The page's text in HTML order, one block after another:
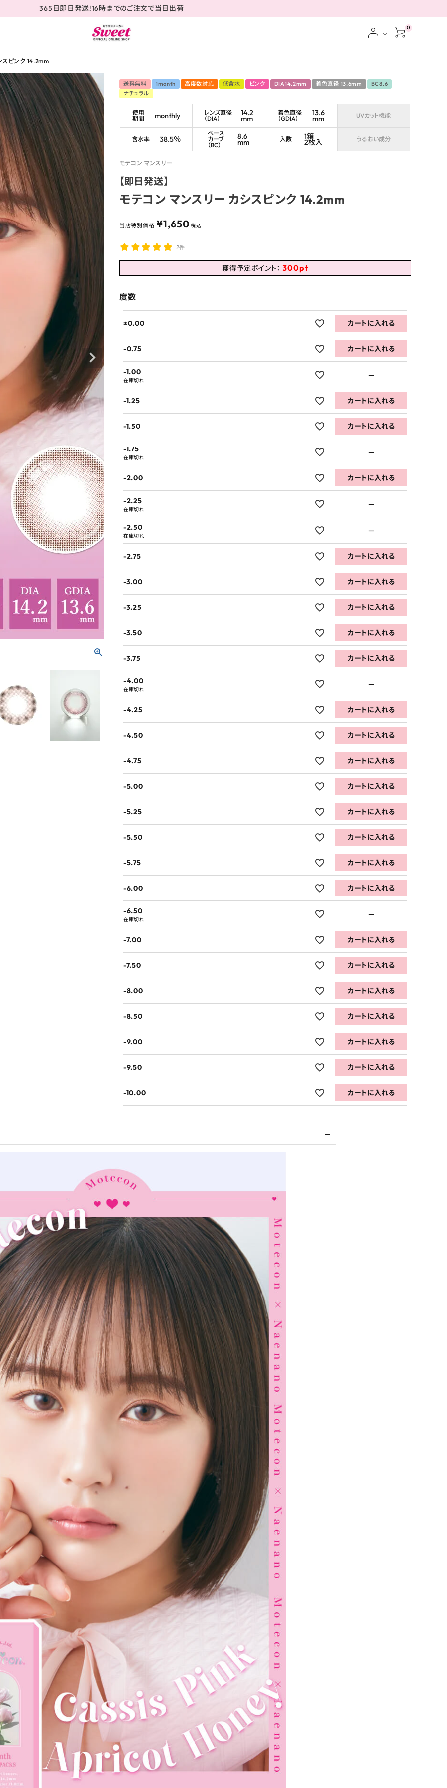
365日即日発送!16時までのご注文で当日出荷
0
スピンク 14.2mm
送料無料 1month 高度数対応 低含水 ピンク DIA14.2mm 着色直径 13.6mm
BC8.6
ナチュラル
使用
期間
monthly
レンズ直径
（DIA）
14.2
mm
着色直径
（GDIA）
13.6
mm UVカット機能
含水率 38.5％
ベース
カーブ
（BC）
8.6
mm 入数 1箱
2枚入 うるおい成分
モテコン マンスリー
【即日発送】
モテコン マンスリー カシスピンク 14.2mm
当店特別価格 ¥1,650 税込
2件
獲得予定ポイント： 300pt
度数
±0.00 カートに入れる
-0.75 カートに入れる
-1.00
在庫切れ
—
-1.25 カートに入れる
-1.50 カートに入れる
-1.75
在庫切れ
—
-2.00 カートに入れる
-2.25
在庫切れ
—
-2.50
在庫切れ
—
-2.75 カートに入れる
-3.00 カートに入れる
-3.25 カートに入れる
-3.50 カートに入れる
-3.75 カートに入れる
-4.00
在庫切れ
—
-4.25 カートに入れる
-4.50 カートに入れる
-4.75 カートに入れる
-5.00 カートに入れる
-5.25 カートに入れる
-5.50 カートに入れる
-5.75 カートに入れる
-6.00 カートに入れる
-6.50
在庫切れ
—
-7.00 カートに入れる
-7.50 カートに入れる
-8.00 カートに入れる
-8.50 カートに入れる
-9.00 カートに入れる
-9.50 カートに入れる
-10.00 カートに入れる